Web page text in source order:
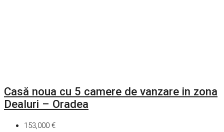
Casă noua cu 5 camere de vanzare in zona
Dealuri – Oradea
153,000 €